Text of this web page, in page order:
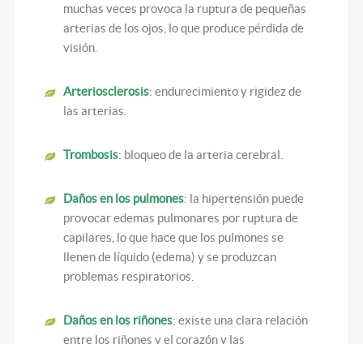
muchas veces provoca la ruptura de pequeñas
arterias de los ojos, lo que produce pérdida de
visión.
Arteriosclerosis: endurecimiento y rigidez de
las arterias.
Trombosis: bloqueo de la arteria cerebral.
Daños en los pulmones: la hipertensión puede
provocar edemas pulmonares por ruptura de
capilares, lo que hace que los pulmones se
llenen de líquido (edema) y se produzcan
problemas respiratorios.
Daños en los riñones: existe una clara relación
entre los riñones y el corazón y las